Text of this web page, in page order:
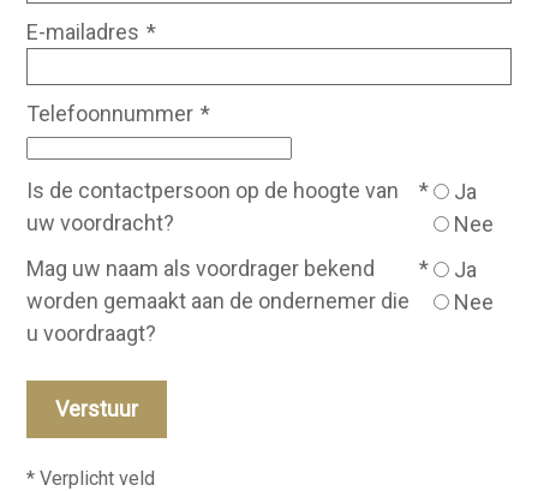
E-mailadres *
Telefoonnummer *
Is de contactpersoon op de hoogte van
uw voordracht?
*
Ja
Nee
Mag uw naam als voordrager bekend
worden gemaakt aan de ondernemer die
u voordraagt?
*
Ja
Nee
Verstuur
* Verplicht veld